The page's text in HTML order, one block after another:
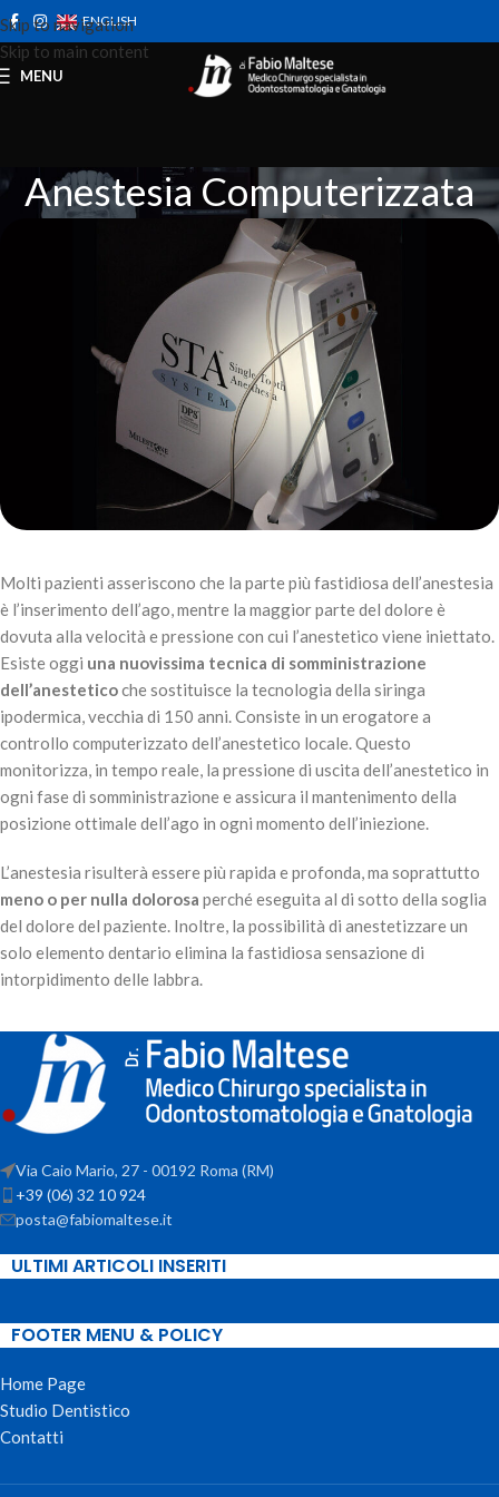
Skip to navigation
Skip to main content
ENGLISH
MENU
Anestesia Computerizzata
Anestesia Computerizzata
Molti pazienti asseriscono che la parte più fastidiosa dell’anestesia
è l’inserimento dell’ago, mentre la maggior parte del dolore è
dovuta alla velocità e pressione con cui l’anestetico viene iniettato.
Esiste oggi una nuovissima tecnica di somministrazione
dell’anesteticoche sostituisce la tecnologia della siringa
ipodermica, vecchia di 150 anni. Consiste in un erogatore a
controllo computerizzato dell’anestetico locale. Questo
monitorizza, in tempo reale, la pressione di uscita dell’anestetico in
ogni fase di somministrazione e assicura il mantenimento della
posizione ottimale dell’ago in ogni momento dell’iniezione.
L’anestesia risulterà essere più rapida e profonda, ma soprattutto
meno o per nulla dolorosa perché eseguita al di sotto della soglia
del dolore del paziente. Inoltre, la possibilità di anestetizzare un
solo elemento dentario elimina la fastidiosa sensazione di
intorpidimento delle labbra.
Via Caio Mario, 27 - 00192 Roma (RM)
+39 (06) 32 10 924
posta@fabiomaltese.it
ULTIMI ARTICOLI INSERITI
FOOTER MENU & POLICY
Home Page
Studio Dentistico
Contatti